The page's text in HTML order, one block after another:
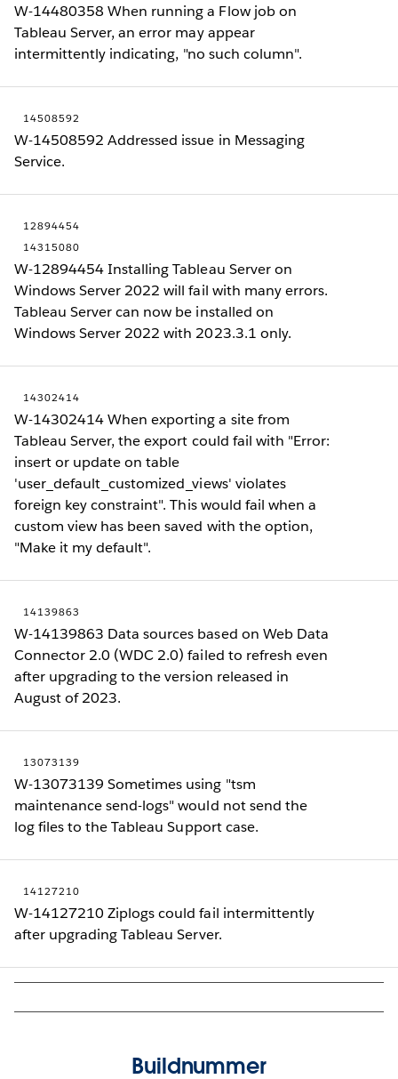
W-14480358 When running a Flow job on
Tableau Server, an error may appear
intermittently indicating, "no such column".
14508592
W-14508592 Addressed issue in Messaging
Service.
12894454
14315080
W-12894454 Installing Tableau Server on
Windows Server 2022 will fail with many errors.
Tableau Server can now be installed on
Windows Server 2022 with 2023.3.1 only.
14302414
W-14302414 When exporting a site from
Tableau Server, the export could fail with "Error:
insert or update on table
'user_default_customized_views' violates
foreign key constraint". This would fail when a
custom view has been saved with the option,
"Make it my default".
14139863
W-14139863 Data sources based on Web Data
Connector 2.0 (WDC 2.0) failed to refresh even
after upgrading to the version released in
August of 2023.
13073139
W-13073139 Sometimes using "tsm
maintenance send-logs" would not send the
log files to the Tableau Support case.
14127210
W-14127210 Ziplogs could fail intermittently
after upgrading Tableau Server.
Buildnummer